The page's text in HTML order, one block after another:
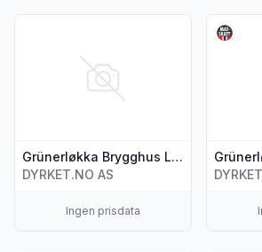
Grünerløkka Brygghus Løkka Nøttebrun 330ml
DYRKET.NO AS
Ingen prisdata
Vis flere detaljer for produktet Vis